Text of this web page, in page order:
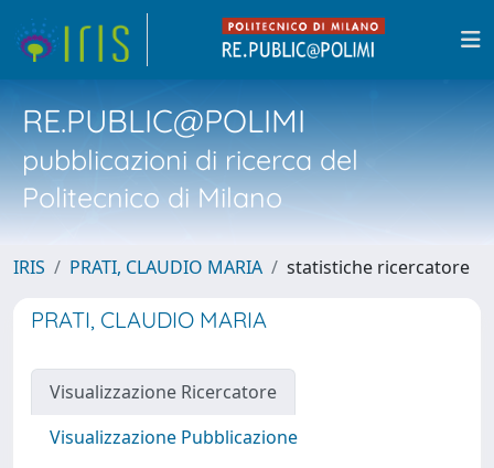
RE.PUBLIC@POLIMI
pubblicazioni di ricerca del
Politecnico di Milano
IRIS PRATI, CLAUDIO MARIA statistiche ricercatore
PRATI, CLAUDIO MARIA
Visualizzazione Ricercatore
Visualizzazione Pubblicazione